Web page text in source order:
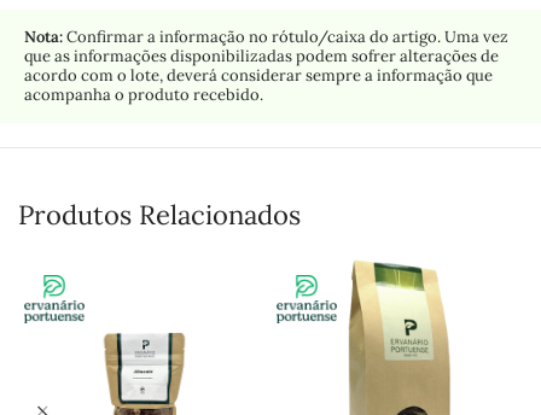
Nota:Confirmar a informação no rótulo/caixa do artigo. Uma vez
que as informações disponibilizadas podem sofrer alterações de
acordo com o lote, deverá considerar sempre a informação que
acompanha o produto recebido.
Produtos Relacionados